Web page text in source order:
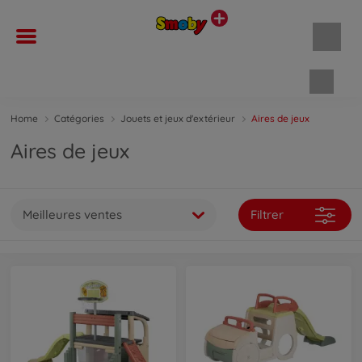
Home Catégories Jouets et jeux d'extérieur Aires de jeux
Aires de jeux
Meilleures ventes Filtrer